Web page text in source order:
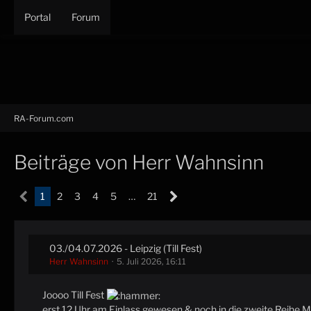
Portal Forum
RA-Forum.com
Beiträge von Herr Wahnsinn
1 2 3 4 5 … 21
03./04.07.2026 - Leipzig (Till Fest)
Herr Wahnsinn 5. Juli 2026, 16:11
Joooo Till Fest